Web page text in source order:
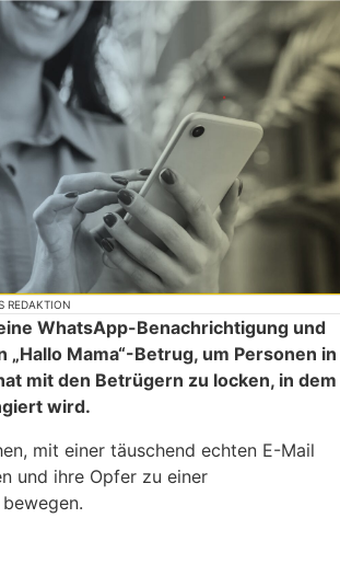
REDAKTION
WhatsApp-Benachrichtigung und
„Hallo Mama“-Betrug, um Personen in
mit den Betrügern zu locken, in dem
wird.
mit einer täuschend echten E-Mail
und ihre Opfer zu einer